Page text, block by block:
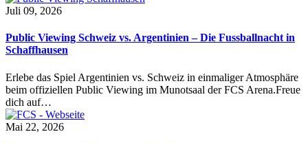
Juli 09, 2026
Public Viewing Schweiz vs. Argentinien – Die Fussballnacht in
Schaffhausen
Erlebe das Spiel Argentinien vs. Schweiz in einmaliger Atmosphäre
beim offiziellen Public Viewing im Munotsaal der FCS Arena.Freue
dich auf…
Mai 22, 2026